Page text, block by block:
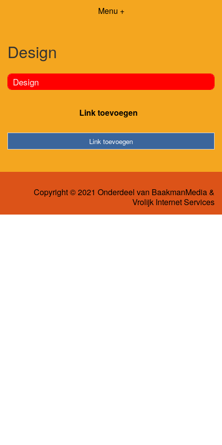
Menu +
Design
Design
Link toevoegen
Link toevoegen
Copyright © 2021 Onderdeel van BaakmanMedia&
Vrolijk Internet Services